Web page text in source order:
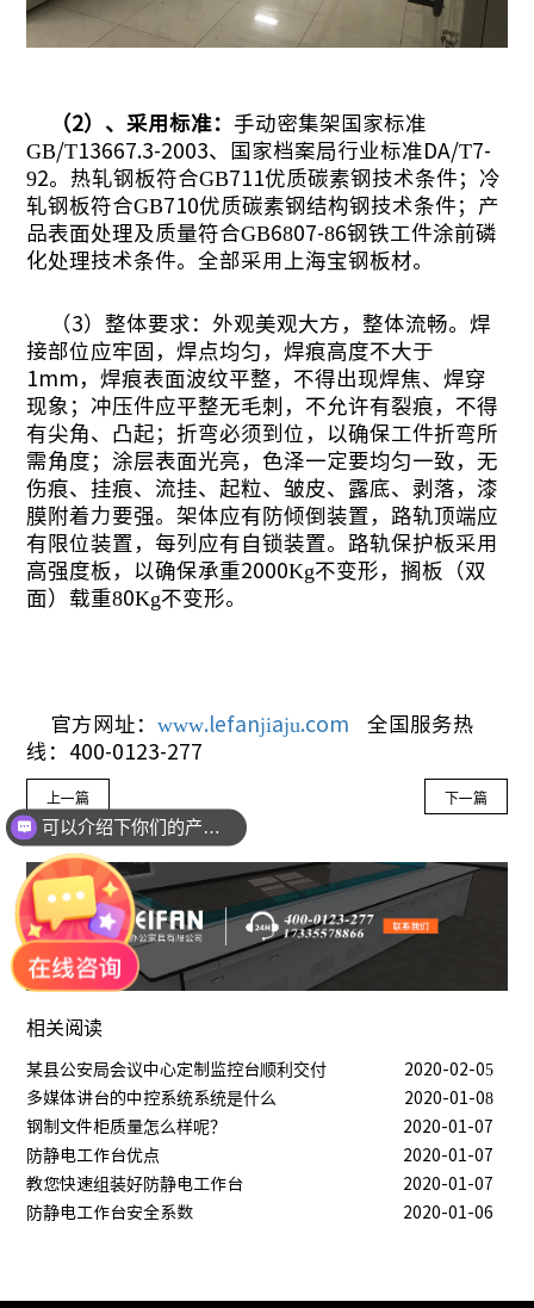
（2）、采用标准：手动密集架国家标准
GB/T13667.3-2003、国家档案局行业标准DA/T7-
92。热轧钢板符合GB711优质碳素钢技术条件；冷
轧钢板符合GB710优质碳素钢结构钢技术条件；产
品表面处理及质量符合GB6807-86钢铁工件涂前磷
化处理技术条件。全部采用上海宝钢板材。
（3）整体要求：外观美观大方，整体流畅。焊
接部位应牢固，焊点均匀，焊痕高度不大于
1mm，焊痕表面波纹平整，不得出现焊焦、焊穿
现象；冲压件应平整无毛刺，不允许有裂痕，不得
有尖角、凸起；折弯必须到位，以确保工件折弯所
需角度；涂层表面光亮，色泽一定要均匀一致，无
伤痕、挂痕、流挂、起粒、皱皮、露底、剥落，漆
膜附着力要强。架体应有防倾倒装置，路轨顶端应
有限位装置，每列应有自锁装置。路轨保护板采用
高强度板，以确保承重2000Kg不变形，搁板（双
面）载重80Kg不变形。
官方网址：www.lefanjiaju.com 全国服务热
线：400-0123-277
上一篇 下一篇
相关阅读
某县公安局会议中心定制监控台顺利交付
2020-02-05
多媒体讲台的中控系统系统是什么
2020-01-08
钢制文件柜质量怎么样呢？
2020-01-07
防静电工作台优点
2020-01-07
教您快速组装好防静电工作台
2020-01-07
防静电工作台安全系数
2020-01-06
可以介绍下你们的产品么？